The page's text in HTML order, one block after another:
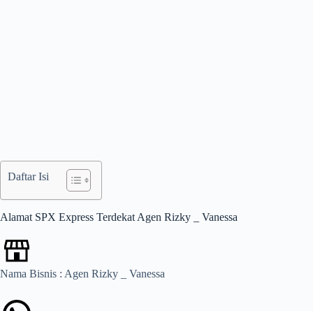
Daftar Isi
Alamat SPX Express Terdekat Agen Rizky _ Vanessa
Nama Bisnis : Agen Rizky _ Vanessa